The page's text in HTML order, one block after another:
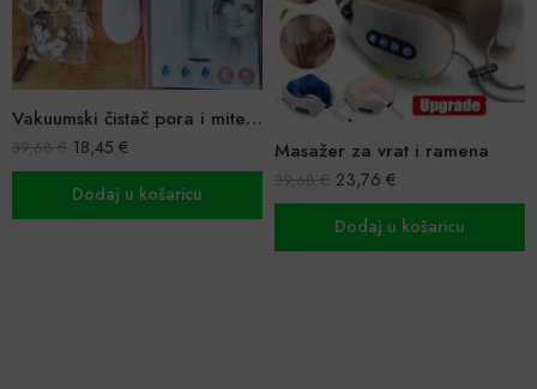
Masažer za vrat i ramena
23,76€
Dodaj u košaricu
Električni uvijač za trepavice
Ocijenjeno
od 5
22,43€ 11,81€
Dodaj u košaricu